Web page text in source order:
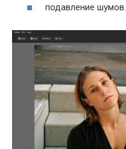
подавление шумов.